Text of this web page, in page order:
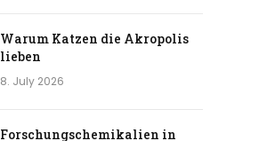
Warum Katzen die Akropolis
lieben
8. July 2026
Forschungschemikalien in